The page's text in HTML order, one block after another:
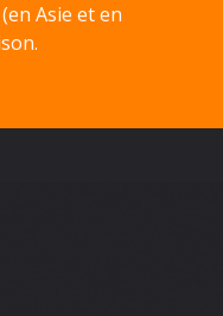
Asie et en